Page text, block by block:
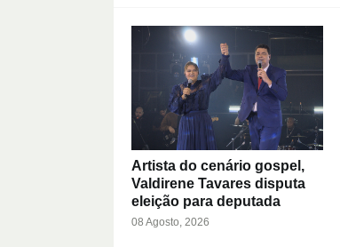
Artista do cenário gospel,
Valdirene Tavares disputa
eleição para deputada
08 Agosto, 2026